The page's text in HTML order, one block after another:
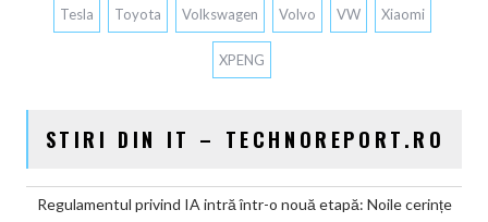
Tesla Toyota Volkswagen Volvo VW Xiaomi
XPENG
STIRI DIN IT – TECHNOREPORT.RO
Regulamentul privind IA intră într-o nouă etapă: Noile cerințe